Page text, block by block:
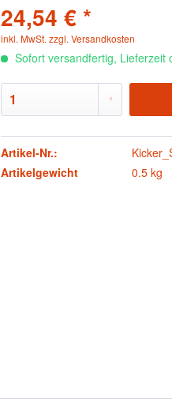
24,54 € *
inkl. MwSt.zzgl. Versandkosten
Sofort versandfertig, Lieferzeit
Artikel-Nr.:
Artikelgewicht
0.5 kg